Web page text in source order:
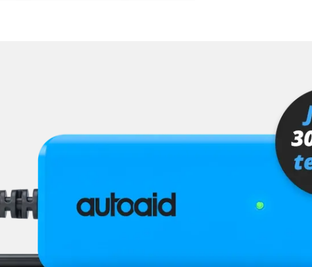
Verfügbarkeit abhängig von Modell, Motorisierung, Ausstattung und Konfiguration